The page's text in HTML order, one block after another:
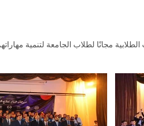
الطلابية مجانًا لطلاب الجامعة لتنمية